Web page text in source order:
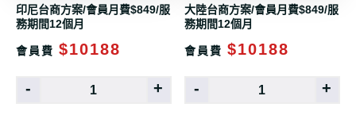
印尼台商方案/會員月費$849/服
務期間12個月
會員費 $10188
- +
大陸台商方案/會員月費$849/服
務期間12個月
會員費 $10188
- +